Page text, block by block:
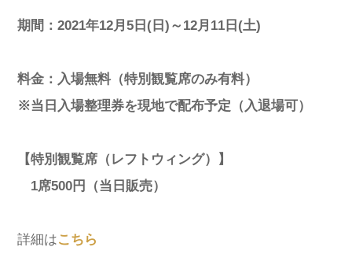
期間：2021年12月5日(日)～12月11日(土)
料金：入場無料（特別観覧席のみ有料）
※当日入場整理券を現地で配布予定（入退場可）
【特別観覧席（レフトウィング）】
1席500円（当日販売）
詳細はこちら